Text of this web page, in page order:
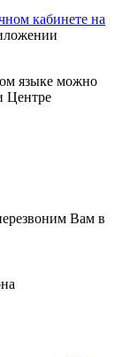
кабинете на
языке можно
Центре
Вам в